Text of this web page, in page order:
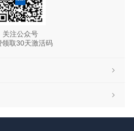
关注公众号
领取30天激活码